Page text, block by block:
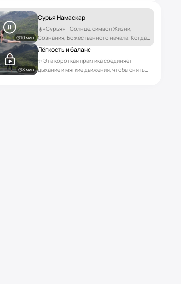
10 мин
Сурья Намаскар
☀️«Сурья» - Солнце, символ Жизни,
Сознания, Божественного начала. Когда
мы совершаем Сурья Намаскар, мы
но и своё внутреннее солнце - энергию,
осознанность, душу.
8 мин
Лёгкость и баланс
✨ Эта короткая практика соединяет
дыхание и мягкие движения, чтобы снять